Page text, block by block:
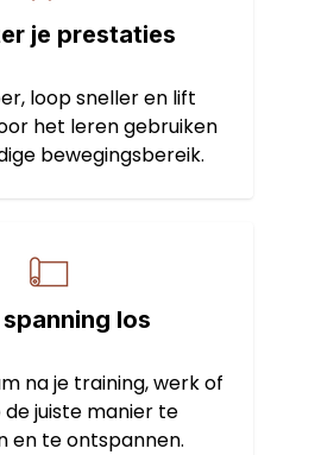
je prestaties
loop sneller en lift
het leren gebruiken
bewegingsbereik.
los
na je training, werk of
juiste manier te
en te ontspannen.